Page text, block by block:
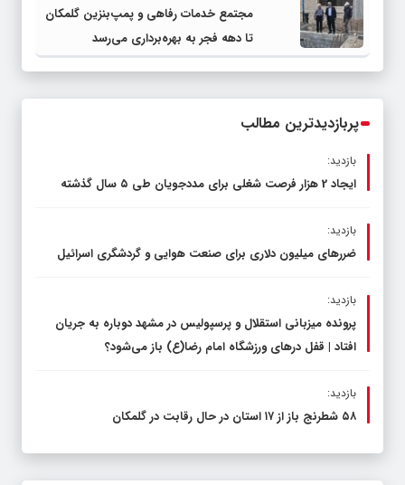
مجتمع خدمات رفاهی و پمپ‌بنزین گلمکان
تا دهه فجر به بهره‌برداری می‌رسد
پربازدیدترین مطالب
بازدید:
ایجاد 2 هزار فرصت شغلی برای مددجویان طی ۵ سال گذشته
بازدید:
ضررهای میلیون دلاری برای صنعت هوایی و گردشگری اسرائیل
بازدید:
پرونده میزبانی استقلال و پرسپولیس در مشهد دوباره به جریان
افتاد | قفل در‌های ورزشگاه امام رضا(ع) باز می‌شود؟
بازدید:
۵۸ شطرنج‌ باز از ۱۷ استان در حال رقابت در گلمکان